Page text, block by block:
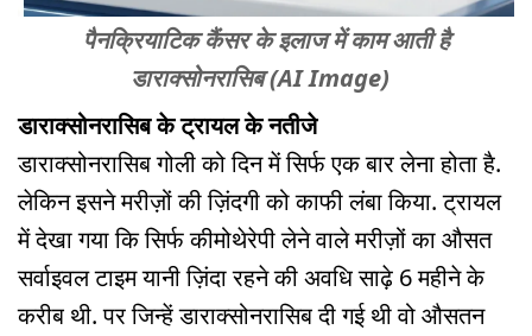
पैनक्रियाटिक कैंसर के इलाज में काम आती है
डाराक्सोनरासिब (AI Image)
डाराक्सोनरासिब के ट्रायल के नतीजे
डाराक्सोनरासिब गोली को दिन में सिर्फ एक बार लेना होता है.
लेकिन इसने मरीज़ों की ज़िंदगी को काफी लंबा किया. ट्रायल
में देखा गया कि सिर्फ कीमोथेरेपी लेने वाले मरीज़ों का औसत
सर्वाइवल टाइम यानी ज़िंदा रहने की अवधि साढ़े 6 महीने के
करीब थी. पर जिन्हें डाराक्सोनरासिब दी गई थी वो औसतन